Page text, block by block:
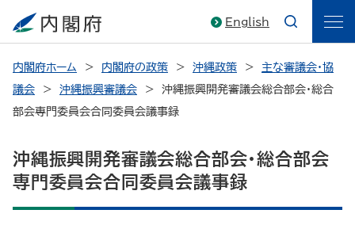
English
内閣府ホーム 内閣府の政策 沖縄政策
主な審議会・協
議会
沖縄振興審議会
沖縄振興開発審議会総合部会・総合
部会専門委員会合同委員会議事録
沖縄振興開発審議会総合部会・総合部会
専門委員会合同委員会議事録